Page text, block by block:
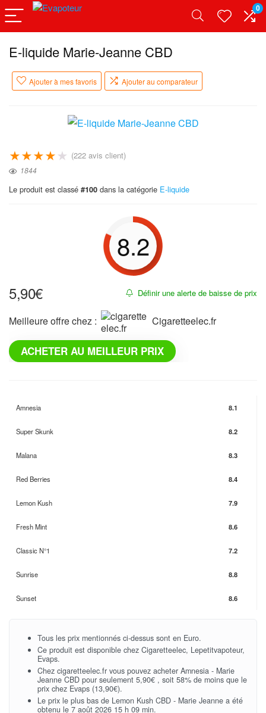
0
E-liquide Marie-Jeanne CBD
Ajouter à mes favoris Ajouter au comparateur
★★★★★ (222 avis client)
1844
Le produit est classé #100 dans la catégorie E-liquide
8.2
Définir une alerte de baisse de prix
5,90€
Meilleure offre chez : cigaretteelec.fr
ACHETER AU MEILLEUR PRIX
Amnesia 8.1
Super Skunk 8.2
Malana 8.3
Red Berries 8.4
Lemon Kush 7.9
Fresh Mint 8.6
Classic N°1 7.2
Sunrise 8.8
Sunset 8.6
Tous les prix mentionnés ci-dessus sont en Euro.
Ce produit est disponible chez Cigaretteelec, Lepetitvapoteur,
Evaps.
Chez cigaretteelec.fr vous pouvez acheter Amnesia - Marie
Jeanne CBD pour seulement 5,90€ , soit 58% de moins que le
prix chez Evaps (13,90€).
Le prix le plus bas de Lemon Kush CBD - Marie Jeanne a été
obtenu le 7 août 2026 15 h 09 min.